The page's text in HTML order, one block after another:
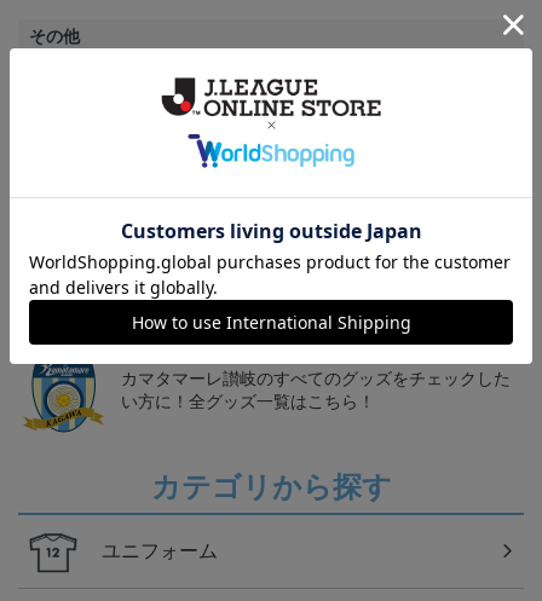
その他
ギフト対応について
トピックス
カマタマーレ讃岐のすべてのグッズをチェックした
い方に！全グッズ一覧はこちら！
カテゴリから探す
ユニフォーム